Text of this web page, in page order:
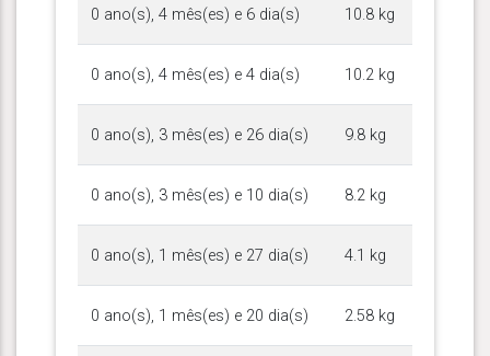
0 ano(s), 4 mês(es) e 6 dia(s) 10.8 kg
0 ano(s), 4 mês(es) e 4 dia(s) 10.2 kg
0 ano(s), 3 mês(es) e 26 dia(s) 9.8 kg
0 ano(s), 3 mês(es) e 10 dia(s) 8.2 kg
0 ano(s), 1 mês(es) e 27 dia(s) 4.1 kg
0 ano(s), 1 mês(es) e 20 dia(s) 2.58 kg